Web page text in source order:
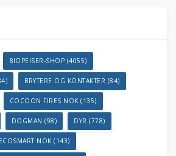
BIOPEISER-SHOP (4055)
BRYTERE OG KONTAKTER (84)
COCOON FIRES NOK (135)
DOGMAN (98) DYR (778)
ECOSMART NOK (143)